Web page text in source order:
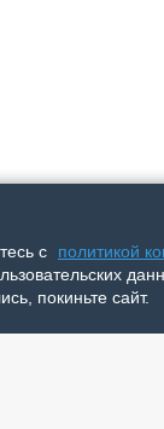
с
политикой
покиньте сайт.